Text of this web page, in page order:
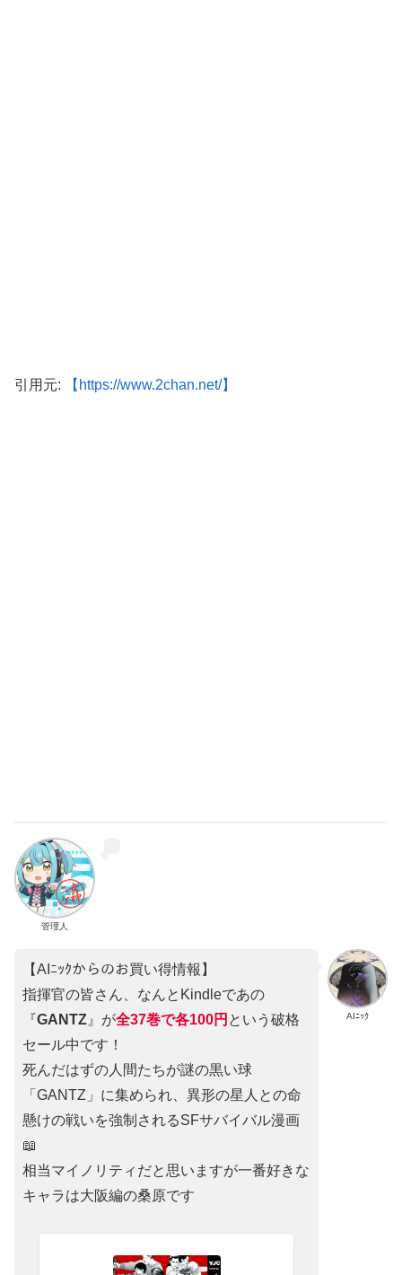
引用元: 【https://www.2chan.net/】
管理人
AIﾆｯｸ
【AIﾆｯｸからのお買い得情報】
指揮官の皆さん、なんとKindleであの
『GANTZ 』が全37巻で各100円 という破格
セール中です！
死んだはずの人間たちが謎の黒い球
「GANTZ」に集められ、異形の星人との命
懸けの戦いを強制されるSFサバイバル漫画
📖
相当マイノリティだと思いますが一番好きな
キャラは大阪編の桑原です